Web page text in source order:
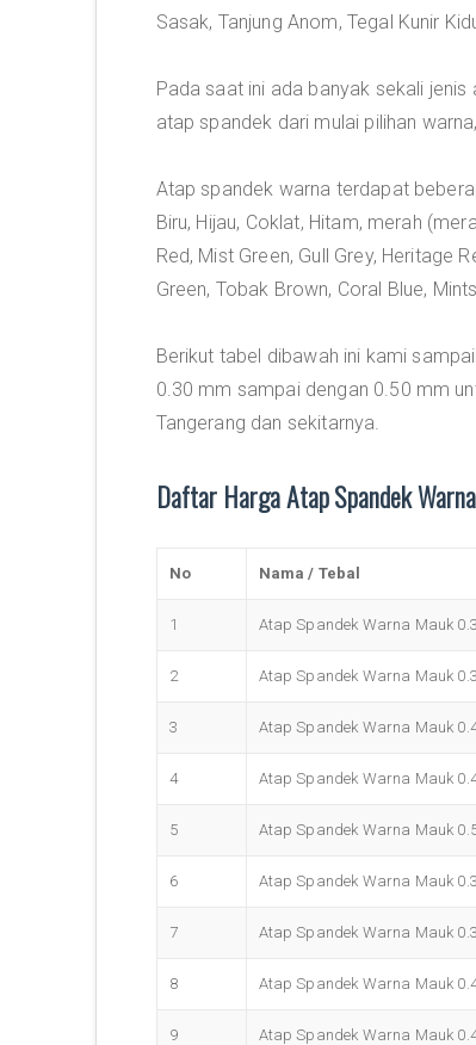
Sasak, Tanjung Anom, Tegal Kunir
Pada saat ini ada banyak sekali
atap spandek dari mulai pilihan
Atap spandek warna terdapat
Biru, Hijau, Coklat, Hitam, merah
Red, Mist Green, Gull Grey, Heritage
Green, Tobak Brown, Coral Blue,
Berikut tabel dibawah ini kami
0.30 mm sampai dengan 0.50 mm
Tangerang dan sekitarnya.
Daftar Harga Atap Spandek
No Nama / Tebal
1 Atap Spandek Warna Mauk
2 Atap Spandek Warna Mauk
3 Atap Spandek Warna Mauk
4 Atap Spandek Warna Mauk
5 Atap Spandek Warna Mauk
6 Atap Spandek Warna Mauk
7 Atap Spandek Warna Mauk
8 Atap Spandek Warna Mauk
9 Atap Spandek Warna Mauk